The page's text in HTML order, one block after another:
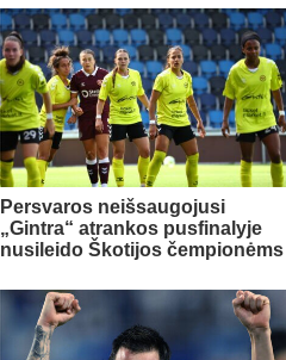
Persvaros neišsaugojusi
„Gintra“ atrankos pusfinalyje
nusileido Škotijos čempionėms